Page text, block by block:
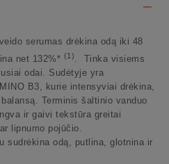
serumas drėkina odą iki 48
net 132%* (1). Tinka visiems
odai. Sudėtyje yra
B3, kurie intensyviai drėkina,
Terminis šaltinio vanduo
ir gaivi tekstūra greitai
lipnumo pojūčio.
sudrėkina odą, putlina, glotnina ir